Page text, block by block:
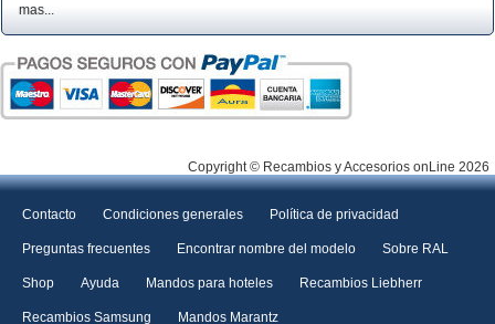
mas...
Copyright © Recambios y Accesorios onLine 2026
Contacto Condiciones generales Política de privacidad
Preguntas frecuentes Encontrar nombre del modelo Sobre RAL
Shop Ayuda Mandos para hoteles Recambios Liebherr
Recambios Samsung Mandos Marantz